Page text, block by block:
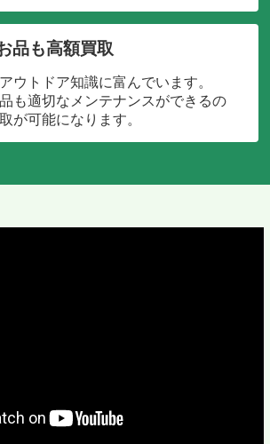
品も高額買取
ウトドア知識に富んでいます。
も適切なメンテナンスができるの
が可能になります。